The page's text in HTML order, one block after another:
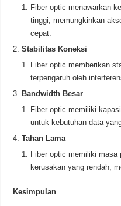
Fiber optic menawarkan
tinggi, memungkinkan
cepat.
Stabilitas Koneksi
Fiber optic memberikan
terpengaruh oleh
Bandwidth Besar
Fiber optic memiliki
untuk kebutuhan data
Tahan Lama
Fiber optic memiliki masa
kerusakan yang rendah,
Kesimpulan